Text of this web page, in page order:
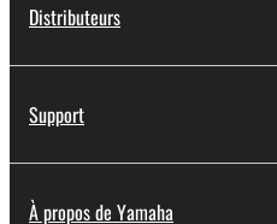
Distributeurs
Support
À propos de Yamaha